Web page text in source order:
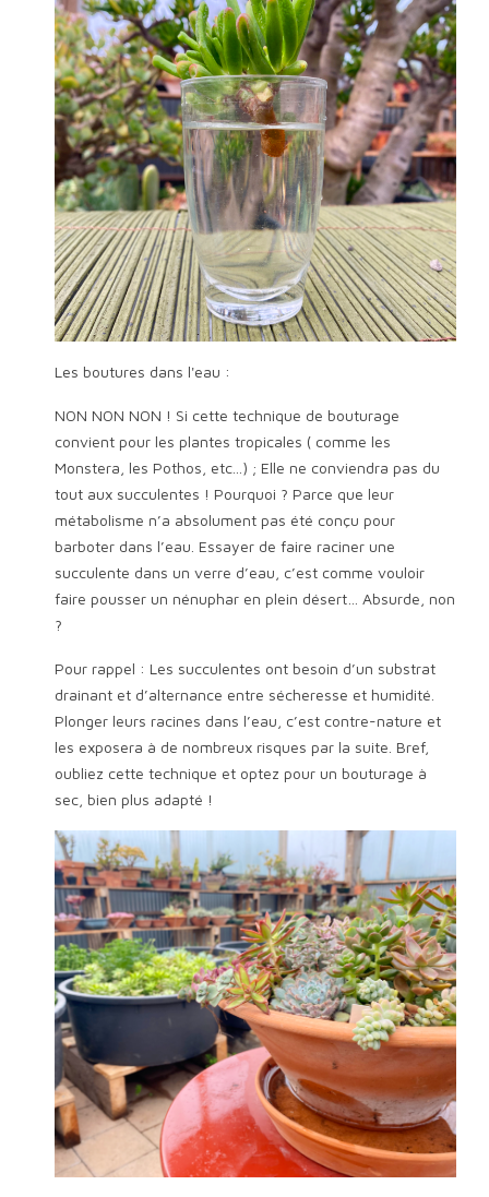
Les boutures dans l'eau :
NON NON NON ! Si cette technique de bouturage
convient pour les plantes tropicales ( comme les
Monstera, les Pothos, etc...) ; Elle ne conviendra pas du
tout aux succulentes ! Pourquoi ? Parce que leur
métabolisme n’a absolument pas été conçu pour
barboter dans l’eau. Essayer de faire raciner une
succulente dans un verre d’eau, c’est comme vouloir
faire pousser un nénuphar en plein désert… Absurde, non
?
Pour rappel : Les succulentes ont besoin d’un substrat
drainant et d’alternance entre sécheresse et humidité.
Plonger leurs racines dans l’eau, c’est contre-nature et
les exposera à de nombreux risques par la suite. Bref,
oubliez cette technique et optez pour un bouturage à
sec, bien plus adapté !